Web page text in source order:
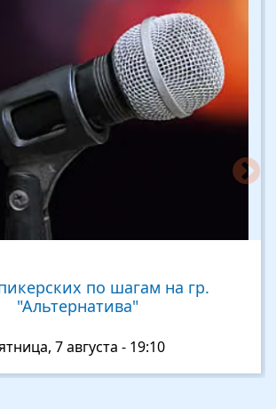
Спикерская
гр.Луч.09.08 в 20:00
воскресенье, 9 августа - 20:00